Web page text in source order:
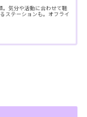
。気分や活動に合わせて聴
ステーションも。オフライ